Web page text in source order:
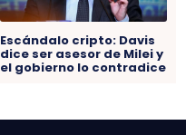
Escándalo cripto: Davis
dice ser asesor de Milei y
el gobierno lo contradice